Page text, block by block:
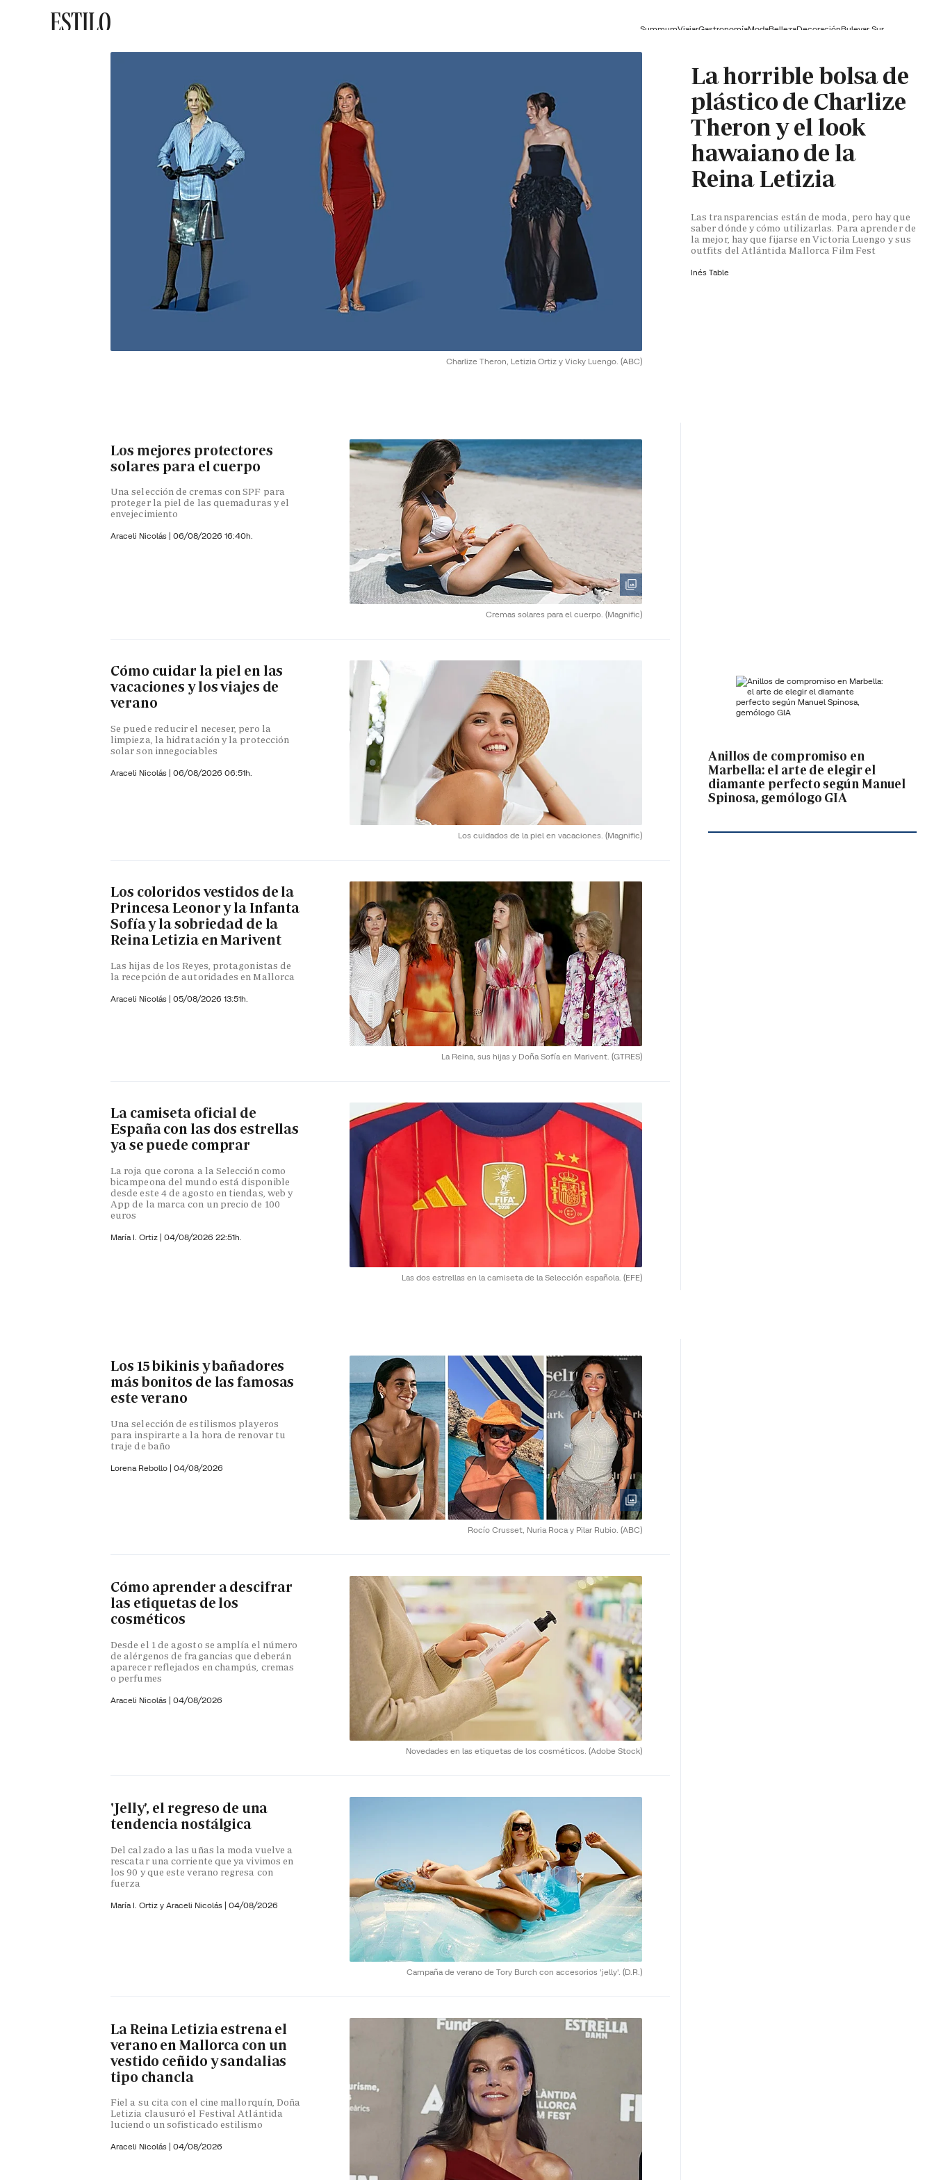
ESTILO SummumViajarGastronomíaModaBellezaDecoraciónBulevar Sur
Charlize Theron, Letizia Ortiz y Vicky Luengo. (ABC)
La horrible bolsa de
plástico de Charlize
Theron y el look
hawaiano de la
Reina Letizia
Las transparencias están de moda, pero hay que
saber dónde y cómo utilizarlas. Para aprender de
la mejor, hay que fijarse en Victoria Luengo y sus
outfits del Atlántida Mallorca Film Fest
Inés Table
Cremas solares para el cuerpo. (Magnific)
Los mejores protectores
solares para el cuerpo
Una selección de cremas con SPF para
proteger la piel de las quemaduras y el
envejecimiento
Araceli Nicolás | 06/08/2026 16:40h.
Los cuidados de la piel en vacaciones. (Magnific)
Cómo cuidar la piel en las
vacaciones y los viajes de
verano
Se puede reducir el neceser, pero la
limpieza, la hidratación y la protección
solar son innegociables
Araceli Nicolás | 06/08/2026 06:51h.
La Reina, sus hijas y Doña Sofía en Marivent. (GTRES)
Los coloridos vestidos de la
Princesa Leonor y la Infanta
Sofía y la sobriedad de la
Reina Letizia en Marivent
Las hijas de los Reyes, protagonistas de
la recepción de autoridades en Mallorca
Araceli Nicolás | 05/08/2026 13:51h.
Las dos estrellas en la camiseta de la Selección española. (EFE)
La camiseta oficial de
España con las dos estrellas
ya se puede comprar
La roja que corona a la Selección como
bicampeona del mundo está disponible
desde este 4 de agosto en tiendas, web y
App de la marca con un precio de 100
euros
María I. Ortiz | 04/08/2026 22:51h.
Anillos de compromiso en
Marbella: el arte de elegir el
diamante perfecto según Manuel
Spinosa, gemólogo GIA
Rocío Crusset, Nuria Roca y Pilar Rubio. (ABC)
Los 15 bikinis y bañadores
más bonitos de las famosas
este verano
Una selección de estilismos playeros
para inspirarte a la hora de renovar tu
traje de baño
Lorena Rebollo | 04/08/2026
Novedades en las etiquetas de los cosméticos. (Adobe Stock)
Cómo aprender a descifrar
las etiquetas de los
cosméticos
Desde el 1 de agosto se amplía el número
de alérgenos de fragancias que deberán
aparecer reflejados en champús, cremas
o perfumes
Araceli Nicolás | 04/08/2026
Campaña de verano de Tory Burch con accesorios 'jelly'. (D.R.)
'Jelly', el regreso de una
tendencia nostálgica
Del calzado a las uñas la moda vuelve a
rescatar una corriente que ya vivimos en
los 90 y que este verano regresa con
fuerza
María I. Ortiz y Araceli Nicolás | 04/08/2026
La Reina Letizia estrena el
verano en Mallorca con un
vestido ceñido y sandalias
tipo chancla
Fiel a su cita con el cine mallorquín, Doña
Letizia clausuró el Festival Atlántida
luciendo un sofisticado estilismo
Araceli Nicolás | 04/08/2026